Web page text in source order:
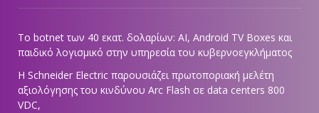
Το botnet των 40 εκατ. δολαρίων: AI, Android TV Boxes και
παιδικό λογισμικό στην υπηρεσία του κυβερνοεγκλήματος
Η Schneider Electric παρουσιάζει πρωτοποριακή μελέτη
αξιολόγησης του κινδύνου Arc Flash σε data centers 800
VDC,